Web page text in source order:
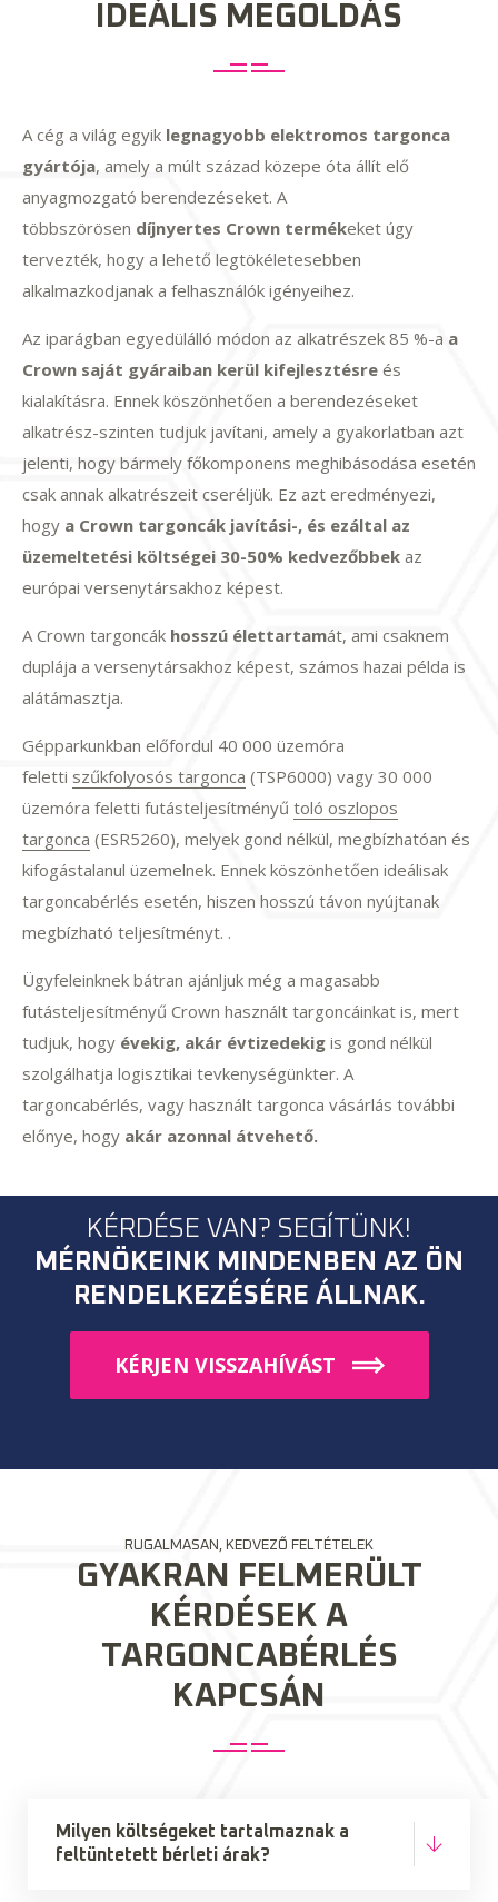
IDEÁLIS MEGOLDÁS
A cég a világ egyik legnagyobb elektromos targonca
gyártója, amely a múlt század közepe óta állít elő
anyagmozgató berendezéseket. A
többszörösen díjnyertes Crown termékeket úgy
tervezték, hogy a lehető legtökéletesebben
alkalmazkodjanak a felhasználók igényeihez.
Az iparágban egyedülálló módon az alkatrészek 85 %-a a
Crown saját gyáraiban kerül kifejlesztésre és
kialakításra. Ennek köszönhetően a berendezéseket
alkatrész-szinten tudjuk javítani, amely a gyakorlatban azt
jelenti, hogy bármely főkomponens meghibásodása esetén
csak annak alkatrészeit cseréljük. Ez azt eredményezi,
hogy a Crown targoncák javítási-, és ezáltal az
üzemeltetési költségei 30-50% kedvezőbbek az
európai versenytársakhoz képest.
A Crown targoncák hosszú élettartamát, ami csaknem
duplája a versenytársakhoz képest, számos hazai példa is
alátámasztja.
Gépparkunkban előfordul 40 000 üzemóra
feletti szűkfolyosós targonca (TSP6000) vagy 30 000
üzemóra feletti futásteljesítményű toló oszlopos
targonca (ESR5260), melyek gond nélkül, megbízhatóan és
kifogástalanul üzemelnek. Ennek köszönhetően ideálisak
targoncabérlés esetén, hiszen hosszú távon nyújtanak
megbízható teljesítményt. .
Ügyfeleinknek bátran ajánljuk még a magasabb
futásteljesítményű Crown használt targoncáinkat is, mert
tudjuk, hogy évekig, akár évtizedekig is gond nélkül
szolgálhatja logisztikai tevkenységünkter. A
targoncabérlés, vagy használt targonca vásárlás további
előnye, hogy akár azonnal átvehető.
KÉRDÉSE VAN? SEGÍTÜNK!
MÉRNÖKEINK MINDENBEN AZ ÖN
RENDELKEZÉSÉRE ÁLLNAK.
KÉRJEN VISSZAHÍVÁST
RUGALMASAN, KEDVEZŐ FELTÉTELEK
GYAKRAN FELMERÜLT
KÉRDÉSEK A
TARGONCABÉRLÉS
KAPCSÁN
Milyen költségeket tartalmaznak a
feltüntetett bérleti árak?